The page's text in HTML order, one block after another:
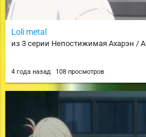
Loli metal
из 3 серии Непостижимая Ахарэн /
4 года назад 108 просмотров